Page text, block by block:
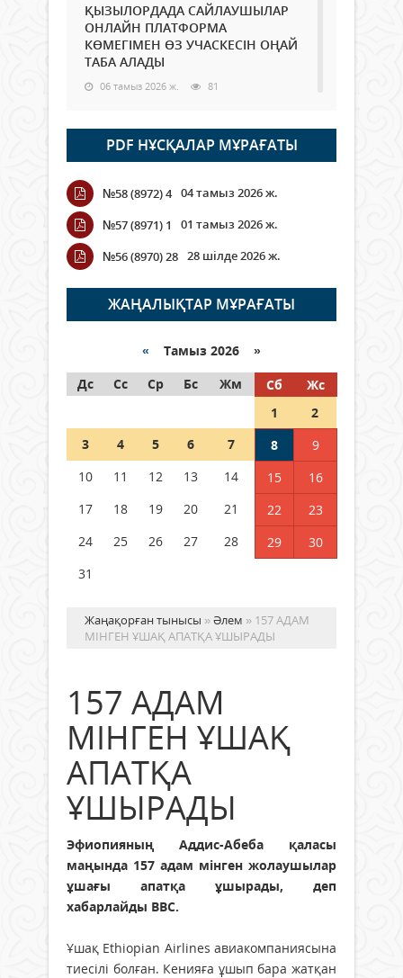
ҚЫЗЫЛОРДАДА САЙЛАУШЫЛАР
ОНЛАЙН ПЛАТФОРМА
КӨМЕГІМЕН ӨЗ УЧАСКЕСІН ОҢАЙ
ТАБА АЛАДЫ
06 тамыз 2026 ж. 81
Open Air: Қызылорда облысы
полиция департаменті 20
мыңнан астам көрерменнің
қауіпсіздігін қамтамасыз етті
06 тамыз 2026 ж.
Wi-Fi ҚАБЫРҒА АРҚЫЛЫ ҚАЛАЙ
ӨТЕДІ?
06 тамыз 2026 ж. 257
граждане Казахстана,
05 тамыз 2026 ж. 139
Шетелде жүрген Қазақстан
азаматтары қалай дауыс бере
PDF НҰСҚАЛАР МҰРАҒАТЫ
№58 (8972) 4 04 тамыз 2026 ж.
№57 (8971) 1
01 тамыз 2026 ж.
№56 (8970) 28 28 шілде 2026 ж.
ЖАҢАЛЫҚТАР МҰРАҒАТЫ
« Тамыз 2026 »
Дс
Сс Ср Бс Жм Сб
Жс
1
2
3
4 5 6 7 8
9
10
11 12 13 14 15
16
17
18 19 20 21 22
23
24
25 26 27 28 29
30
31
Жаңақорған тынысы »Әлем » 157 АДАМ
МІНГЕН ҰШАҚ АПАТҚА ҰШЫРАДЫ
157 АДАМ
МІНГЕН ҰШАҚ
АПАТҚА
ҰШЫРАДЫ
Эфиопияның Аддис-Абеба қаласы
маңында 157 адам мінген жолаушылар
ұшағы апатқа ұшырады, деп
хабарлайды ВВС.
Ұшақ Ethiopian Airlines авиакомпаниясына
тиесілі болған. Кенияға ұшып бара жатқан